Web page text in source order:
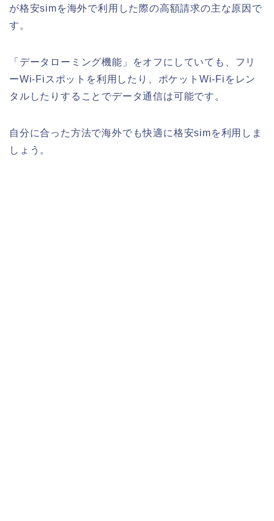
が格安simを海外で利用した際の高額請求の主な原因で
す。
「データローミング機能」をオフにしていても、フリ
ーWi-Fiスポットを利用したり、ポケットWi-Fiをレン
タルしたりすることでデータ通信は可能です。
自分に合った方法で海外でも快適に格安simを利用しま
しょう。